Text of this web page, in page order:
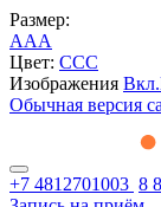
Размер:
AAA
Цвет: CCC
Изображения Вкл.
Обычная версия
+7 4812701003 8